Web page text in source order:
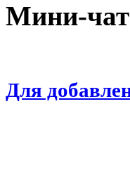
Мини-чат
Для